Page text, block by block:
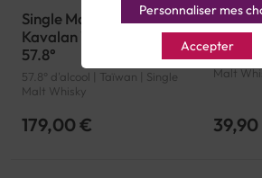
Single Malt Whisky
Kavalan Vinho Barrique
57.8°
57.8° d'alcool | Taïwan | Single
Malt Whisky
179,00 €
Single
Ouiski
40°
Malt
Personnaliser mes
Accepter